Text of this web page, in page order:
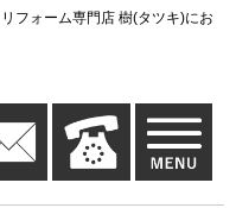
フォーム専門店 樹(タツキ)にお